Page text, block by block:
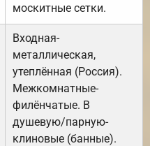
москитные сетки.
Входная-
металлическая,
утеплённая (Россия).
Межкомнатные-
филёнчатые. В
душевую/парную-
клиновые (банные).